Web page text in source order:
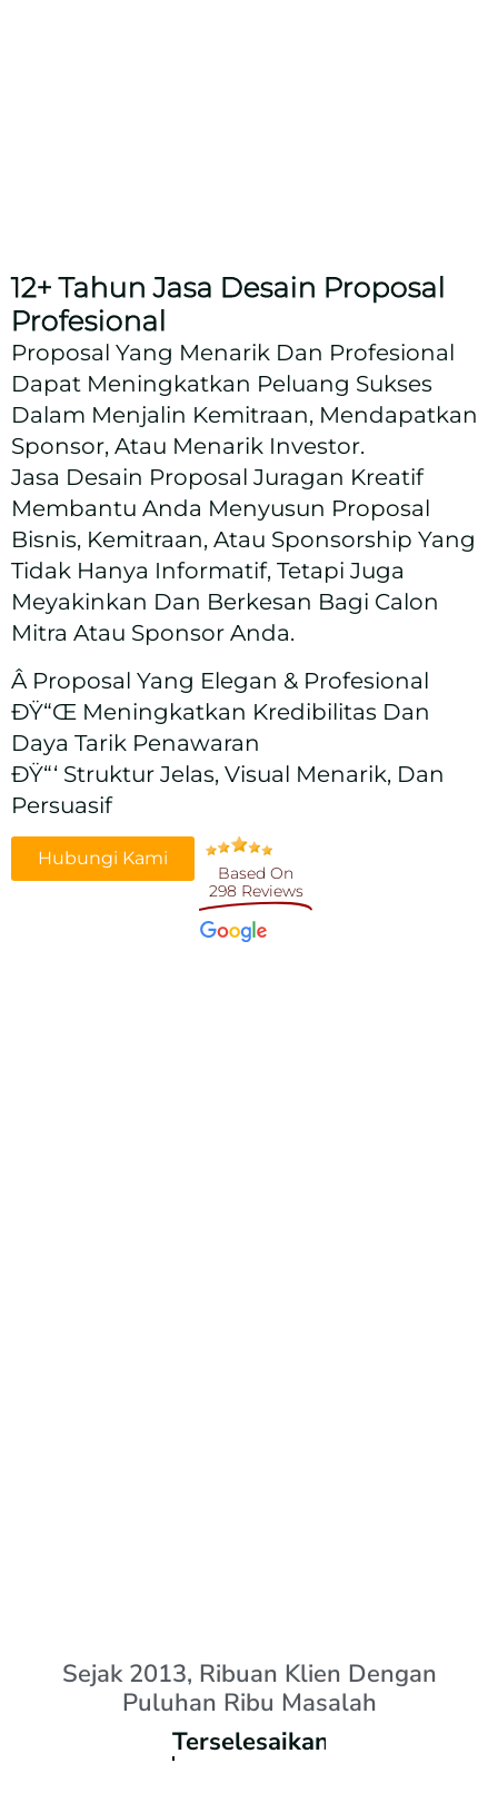
12+ Tahun Jasa Desain Proposal
Profesional
Proposal Yang Menarik Dan Profesional
Dapat Meningkatkan Peluang Sukses
Dalam Menjalin Kemitraan, Mendapatkan
Sponsor, Atau Menarik Investor.
Jasa Desain Proposal Juragan Kreatif
Membantu Anda Menyusun Proposal
Bisnis, Kemitraan, Atau Sponsorship Yang
Tidak Hanya Informatif, Tetapi Juga
Meyakinkan Dan Berkesan Bagi Calon
Mitra Atau Sponsor Anda.
Â­ Proposal Yang Elegan & Profesional
ÐŸ“Œ Meningkatkan Kredibilitas Dan
Daya Tarik Penawaran
ÐŸ“‘ Struktur Jelas, Visual Menarik, Dan
Persuasif
Hubungi Kami
Based On
298 Reviews
Sejak 2013, Ribuan Klien Dengan
Puluhan Ribu Masalah
Terselesaikan.